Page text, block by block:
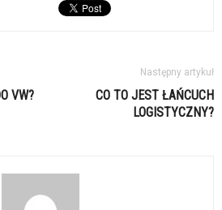
VW?
Następny artykuł
CO TO JEST ŁAŃCUCH
LOGISTYCZNY?